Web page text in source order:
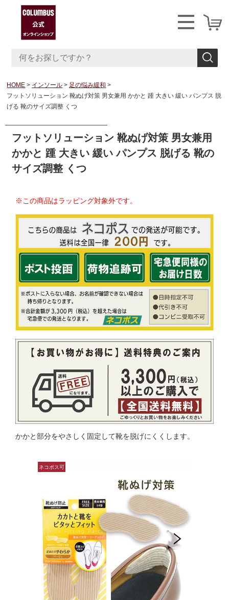
HOME インソール
足の悩み緩和
フットソリューション 靴ぬげ対策 男女兼用 かかと 踵 大きい 緩い パンプス 脱
げる 靴のサイズ調整 くつ
フットソリューション 靴ぬげ対策 男女兼用
かかと 踵 大きい 緩い パンプス 脱げる 靴の
サイズ調整 くつ
※この商品はラッピング対象外です。
かかと部分をやさしく固定して靴を脱げにくくします。